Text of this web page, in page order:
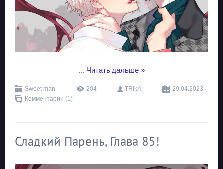
... Читать дальше »
Sweet man 204 TRikA
29.04.2023
Комментарии (1)
Сладкий Парень, Глава 85!